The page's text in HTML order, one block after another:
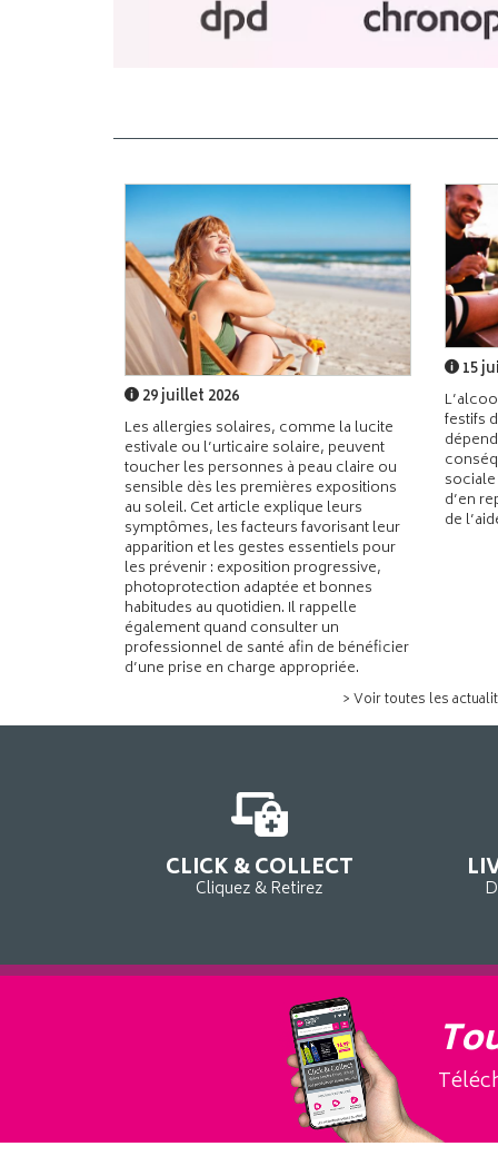
29 juillet 2026
Les allergies solaires, comme la lucite
estivale ou l’urticaire solaire, peuvent
toucher les personnes à peau claire ou
sensible dès les premières expositions
au soleil. Cet article explique leurs
symptômes, les facteurs favorisant leur
apparition et les gestes essentiels pour
les prévenir : exposition progressive,
photoprotection adaptée et bonnes
habitudes au quotidien. Il rappelle
également quand consulter un
professionnel de santé afin de bénéficier
d’une prise en charge appropriée.
15
festifs
d’en
de
> Voir toutes les
CLICK & COLLECT
Cliquez & Retirez